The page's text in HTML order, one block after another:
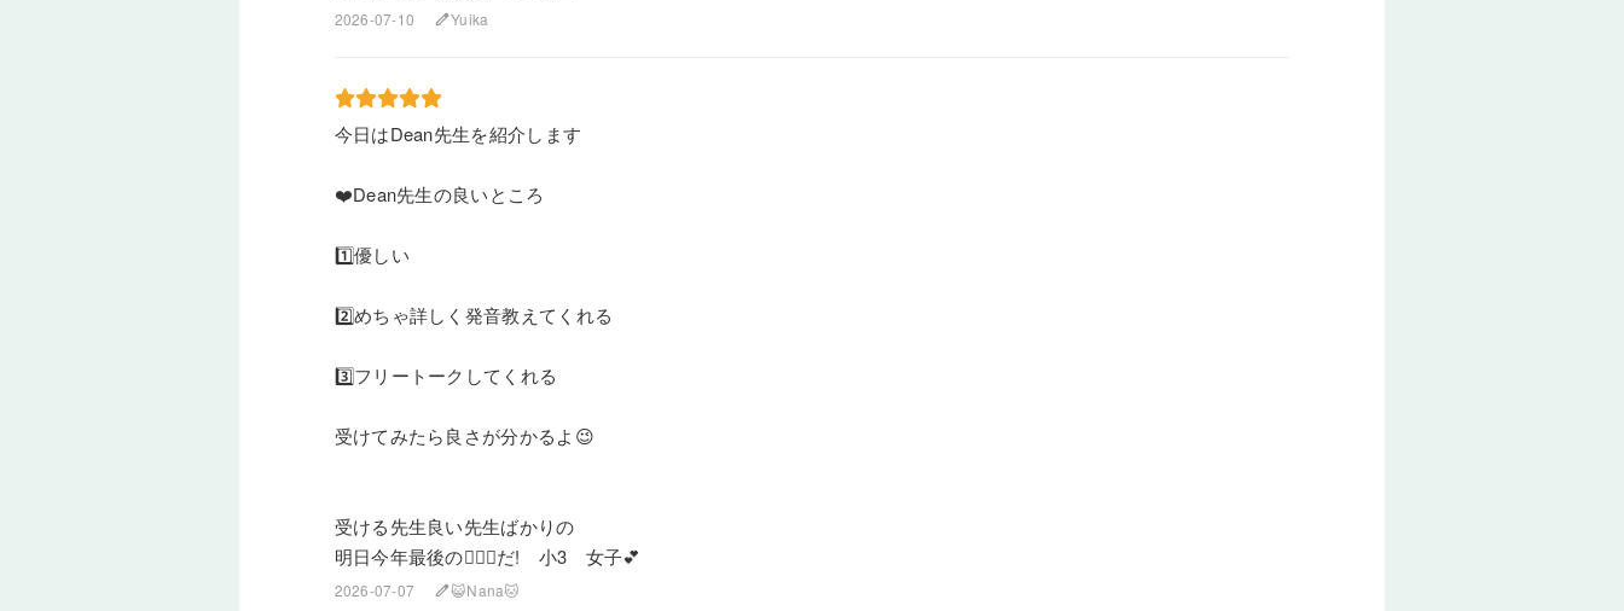
2026-07-10 editYuika
今日はDean先生を紹介します
❤️Dean先生の良いところ
1️⃣優しい
2️⃣めちゃ詳しく発音教えてくれる
3️⃣フリートークしてくれる
受けてみたら良さが分かるよ😉
受ける先生良い先生ばかりの
明日今年最後の🏊🏻‍♀️だ! 小3 女子💕
2026-07-07 edit😺Nana🐱